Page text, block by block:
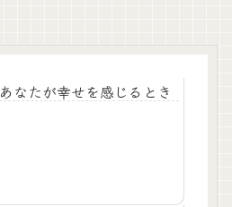
あなたが幸せを感じるとき